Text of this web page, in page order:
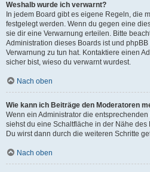
Weshalb wurde ich verwarnt?
In jedem Board gibt es eigene Regeln, die
festgelegt werden. Wenn du gegen eine
sie dir eine Verwarnung erteilen. Bitte
Administration dieses Boards ist und
Verwarnung zu tun hat. Kontaktiere einen
sicher bist, wieso du verwarnt wurdest.
Nach oben
Wie kann ich Beiträge den Moderatoren
Wenn ein Administrator die
siehst du eine Schaltfläche in der Nähe
Du wirst dann durch die weiteren Schritte
Nach oben